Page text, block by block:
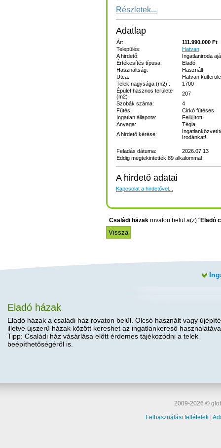
Részletek...
Adatlap
Ár:
111.990.000 Ft
Település:
Hatvan
A hirdető:
Ingatlaniroda
Értékesítés típusa:
Eladó
Használtság:
Használt
Utca:
Hatvan
Telek nagysága (m2) :
1700
Épület hasznos területe
(m2) :
207
Szobák száma:
4
Fűtés:
Cirkó fűtéses
Ingatlan állapota:
Felújított
Anyaga:
Tégla
A hirdető kérése:
Irodánkat!
Feladás dátuma:
2026.07.13
Eddig megtekintették 89 alkalommal
A hirdető adatai
Kapcsolat a hirdetővel...
Családi házak rovaton belül a(z) "Eladó
Eladó házak
Eladó házak a családi ház rovaton belül. Olcsó használt vagy
illetve újszerű házak között kereshet az ingatlankereső
Tipp: Családi ház vásárlása előtt érdemes tájékozódni a telek
beépíthetőségéről is.
2009-2026 ©
Felhasználási feltételek